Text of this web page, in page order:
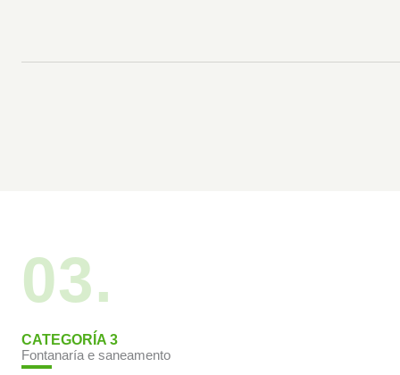
03.
CATEGORÍA 3
Fontanaría e saneamento